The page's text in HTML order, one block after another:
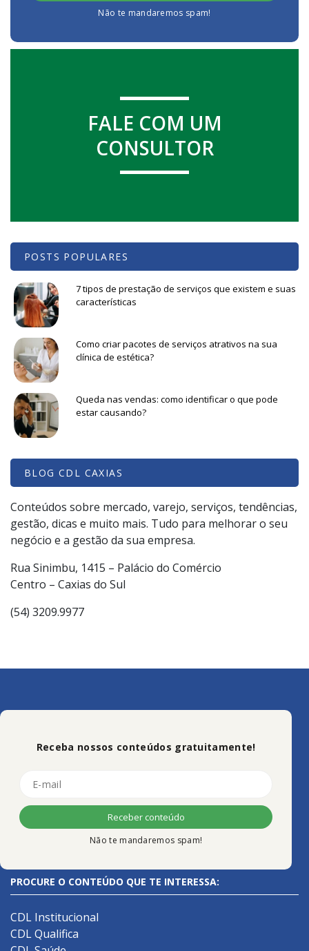
Não te mandaremos spam!
FALE COM UM
CONSULTOR
POSTS POPULARES
7 tipos de prestação de serviços que existem e suas
características
Como criar pacotes de serviços atrativos na sua
clínica de estética?
Queda nas vendas: como identificar o que pode
estar causando?
BLOG CDL CAXIAS
Conteúdos sobre mercado, varejo, serviços, tendências,
gestão, dicas e muito mais. Tudo para melhorar o seu
negócio e a gestão da sua empresa.
Rua Sinimbu, 1415 – Palácio do Comércio
Centro – Caxias do Sul
(54) 3209.9977
Receba nossos conteúdos gratuitamente!
Não te mandaremos spam!
PROCURE O CONTEÚDO QUE TE INTERESSA:
CDL Institucional
CDL Qualifica